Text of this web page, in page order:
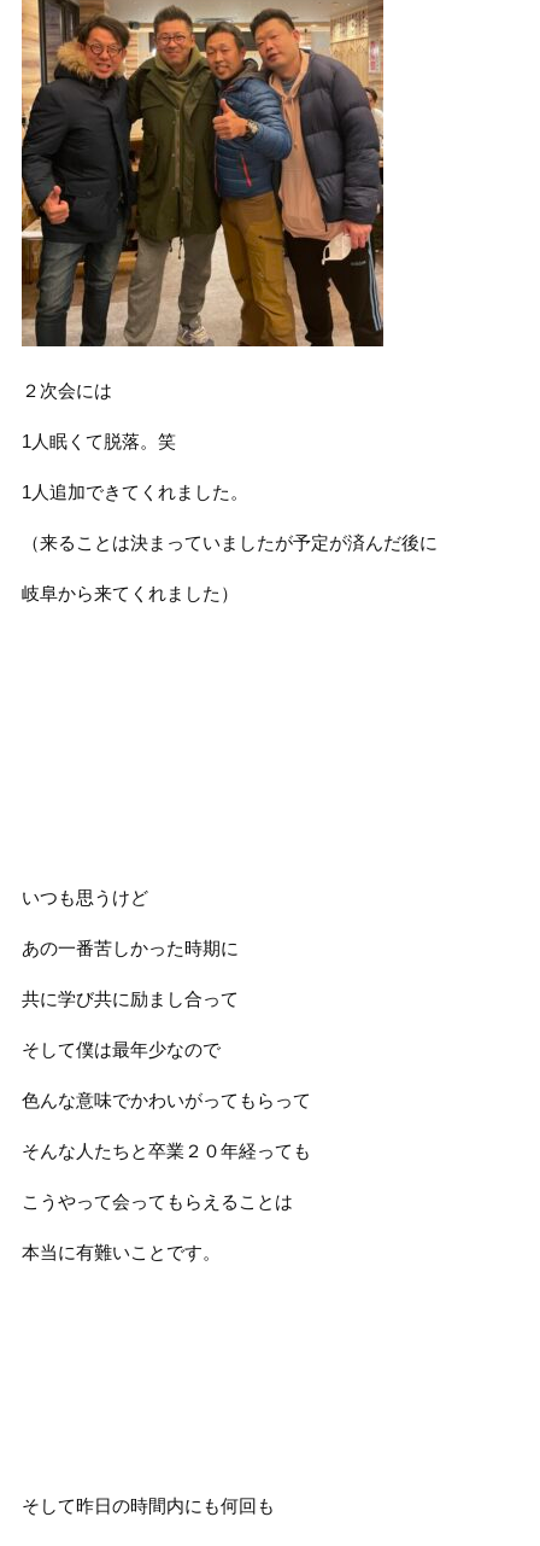
２次会には
1人眠くて脱落。笑
1人追加できてくれました。
（来ることは決まっていましたが予定が済んだ後に
岐阜から来てくれました）
いつも思うけど
あの一番苦しかった時期に
共に学び共に励まし合って
そして僕は最年少なので
色んな意味でかわいがってもらって
そんな人たちと卒業２０年経っても
こうやって会ってもらえることは
本当に有難いことです。
そして昨日の時間内にも何回も